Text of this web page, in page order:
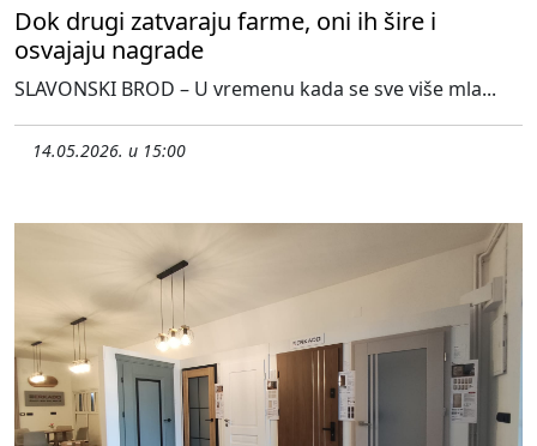
Dok drugi zatvaraju farme, oni ih šire i
osvajaju nagrade
SLAVONSKI BROD – U vremenu kada se sve više mla...
14.05.2026. u 15:00